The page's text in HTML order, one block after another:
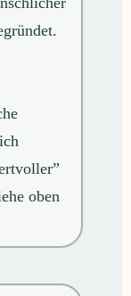
oben